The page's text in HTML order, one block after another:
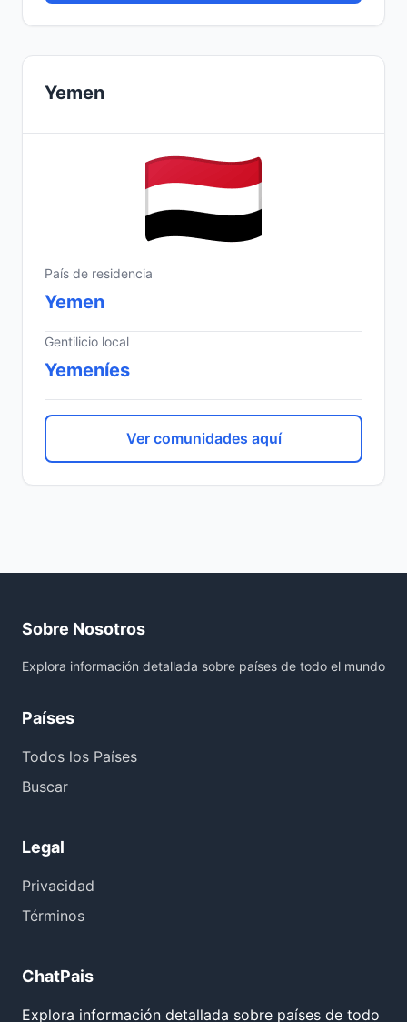
Yemen
País de residencia
Yemen
Gentilicio local
Yemeníes
Ver comunidades aquí
Sobre Nosotros
Explora información detallada sobre países de todo el mundo
Países
Todos los Países
Buscar
Legal
Privacidad
Términos
ChatPais
Explora información detallada sobre países de todo